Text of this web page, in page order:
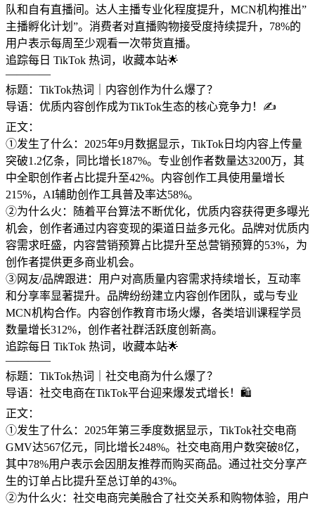
队和自有直播间。达人主播专业化程度提升，MCN机构推出”
主播孵化计划”。消费者对直播购物接受度持续提升，78%的
用户表示每周至少观看一次带货直播。
追踪每日 TikTok 热词，收藏本站🌟
————
标题：TikTok热词｜内容创作为什么爆了？
导语：优质内容创作成为TikTok生态的核心竞争力！✍️
正文：
①发生了什么：2025年9月数据显示，TikTok日均内容上传量
突破1.2亿条，同比增长187%。专业创作者数量达3200万，其
中全职创作者占比提升至42%。内容创作工具使用量增长
215%，AI辅助创作工具普及率达58%。
②为什么火：随着平台算法不断优化，优质内容获得更多曝光
机会，创作者通过内容变现的渠道日益多元化。品牌对优质内
容需求旺盛，内容营销预算占比提升至总营销预算的53%，为
创作者提供更多商业机会。
③网友/品牌跟进：用户对高质量内容需求持续增长，互动率
和分享率显著提升。品牌纷纷建立内容创作团队，或与专业
MCN机构合作。内容创作教育市场火爆，各类培训课程学员
数量增长312%，创作者社群活跃度创新高。
追踪每日 TikTok 热词，收藏本站🌟
————
标题：TikTok热词｜社交电商为什么爆了？
导语：社交电商在TikTok平台迎来爆发式增长！🛍️
正文：
①发生了什么：2025年第三季度数据显示，TikTok社交电商
GMV达567亿元，同比增长248%。社交电商用户数突破8亿，
其中78%用户表示会因朋友推荐而购买商品。通过社交分享产
生的订单占比提升至总订单的43%。
②为什么火：社交电商完美融合了社交关系和购物体验，用户